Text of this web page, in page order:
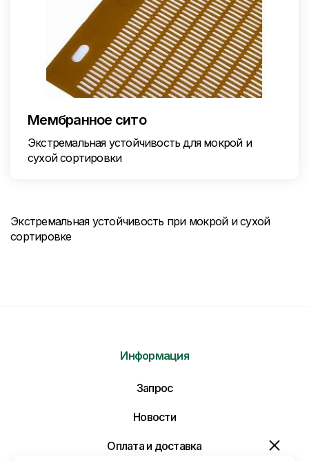
Мембранное сито
Экстремальная устойчивость для мокрой и
сухой сортировки
Экстремальная устойчивость при мокрой и сухой
сортировке
Отправить нам сообщение
Напишите нам ваше сообщение и мы ответим
Информация
Запрос
Новости
Оплата и доставка